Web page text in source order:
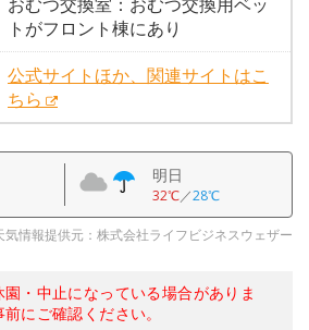
トがフロント棟にあり
公式サイトほか、関連サイトはこ
ちら
明日
32℃／28℃
気情報提供元：株式会社ライフビジネスウェザー
・中止になっている場合がありま
にご確認ください。